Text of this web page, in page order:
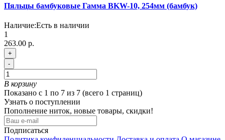
Пяльцы бамбуковые Гамма BKW-10, 254мм (бамбук)
Наличие:Есть в наличии
1
263.00 р.
+
-
В корзину
Показано с 1 по 7 из 7 (всего 1 страниц)
Узнать о поступлении
Пополнение ниток, новые товары, скидки!
Подписаться